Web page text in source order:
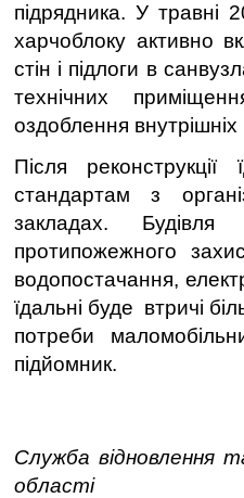
підрядника. У травні
харчоблоку активно
стін і підлоги в
технічних
оздоблення
Після
стандартам з
закладах.
протипожежного
водопостачання,
їдальні буде втричі
потреби
підйомник.
Служба відновлення
області